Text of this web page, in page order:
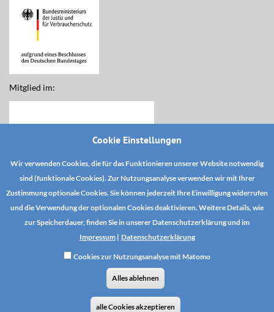
Cookie Einstellungen
Wir verwenden Cookies, die für das Funktionieren unserer Website notwendig
sind (funktionale Cookies). Zur Nutzungsanalyse verwenden wir mit Ihrer
Zustimmung optionale Cookies. Sie können jederzeit Ihre Einwilligung widerrufen
und die Verwendung der optionalen Cookies deaktivieren. Weitere Details, wie
zur Speicherdauer, finden Sie in unserer Datenschutzerklärung und im
Impressum| Datenschutzerklärung
Cookies zur Nutzungsanalyse mit Matomo
Alles ablehnen
alle Cookies akzeptieren
Mitglied im:
Datenschutz
AGB
AGB TOA-Magazinabonnement
Zahlungs- und Versandinformationen
Vertrag widerrufen